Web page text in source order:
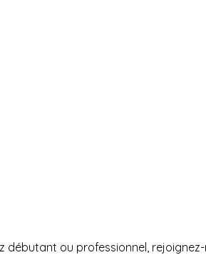
débutant ou professionnel,